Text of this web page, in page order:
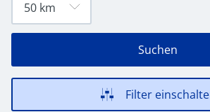
Suchen
Filter